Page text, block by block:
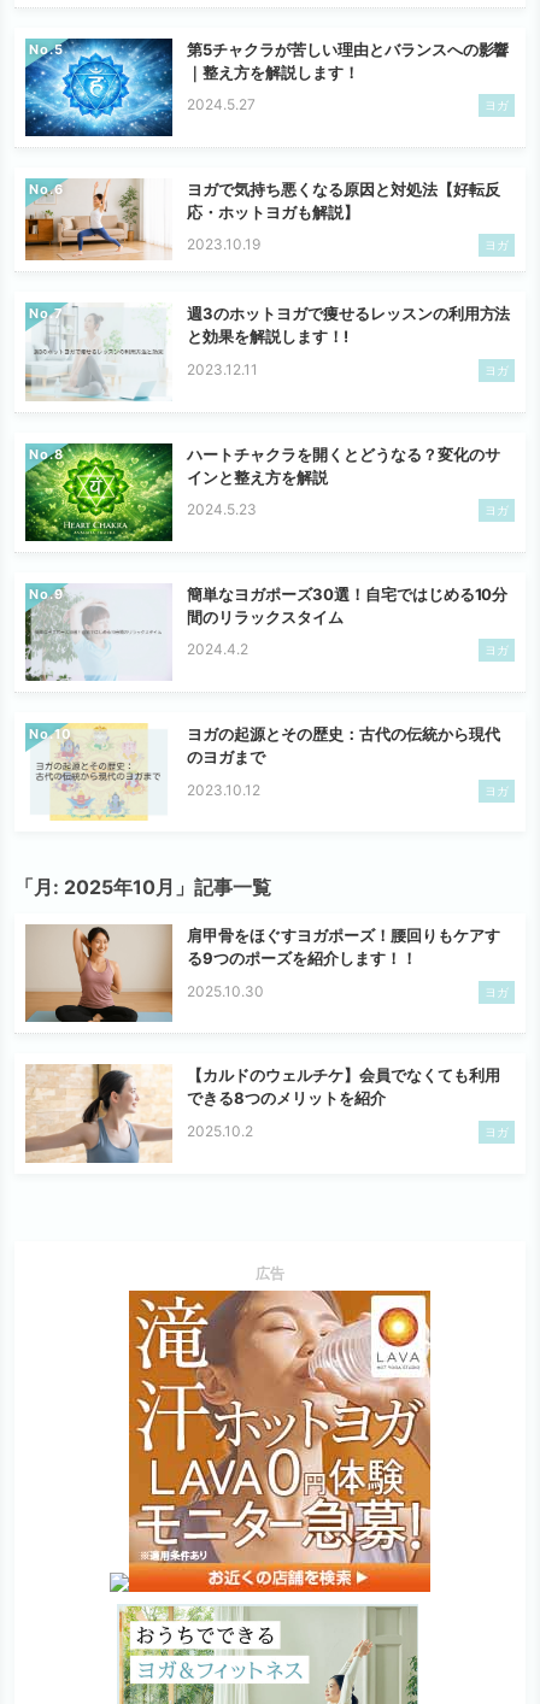
No.
第5チャクラが苦しい理由とバランスへの影響
｜整え方を解説します！
2024.5.27 ヨガ
No.
ヨガで気持ち悪くなる原因と対処法【好転反
応・ホットヨガも解説】
2023.10.19 ヨガ
No.
週3のホットヨガで痩せるレッスンの利用方法
と効果を解説します！!
2023.12.11 ヨガ
No.
ハートチャクラを開くとどうなる？変化のサ
インと整え方を解説
2024.5.23 ヨガ
No.
簡単なヨガポーズ30選！自宅ではじめる10分
間のリラックスタイム
2024.4.2 ヨガ
No.
ヨガの起源とその歴史：古代の伝統から現代
のヨガまで
2023.10.12 ヨガ
「月: 2025年10月 」記事一覧
肩甲骨をほぐすヨガポーズ！腰回りもケアす
る9つのポーズを紹介します！！
2025.10.30 ヨガ
【カルドのウェルチケ】会員でなくても利用
できる8つのメリットを紹介
2025.10.2 ヨガ
広告